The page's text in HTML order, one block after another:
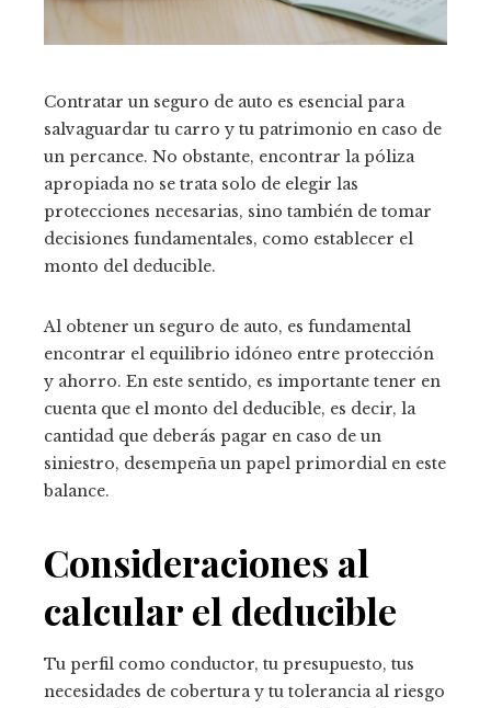
Contratar un seguro de auto es esencial para
salvaguardar tu carro y tu patrimonio en caso de
un percance. No obstante, encontrar la póliza
apropiada no se trata solo de elegir las
protecciones necesarias, sino también de tomar
decisiones fundamentales, como establecer el
monto del deducible.
Al obtener un seguro de auto, es fundamental
encontrar el equilibrio idóneo entre protección
y ahorro. En este sentido, es importante tener en
cuenta que el monto del deducible, es decir, la
cantidad que deberás pagar en caso de un
siniestro, desempeña un papel primordial en este
balance.
Consideraciones al
calcular el deducible
Tu perfil como conductor, tu presupuesto, tus
necesidades de cobertura y tu tolerancia al riesgo